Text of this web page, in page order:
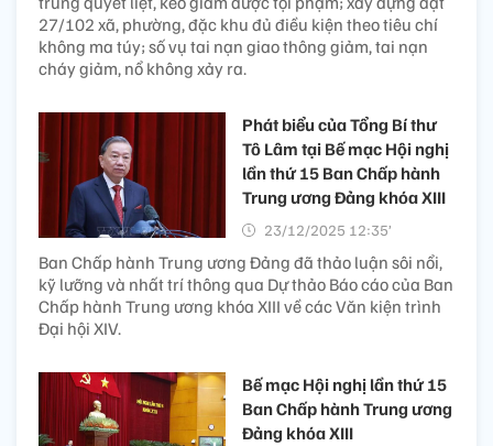
27/102 xã, phường, đặc khu đủ điều kiện theo tiêu chí
không ma túy; số vụ tai nạn giao thông giảm, tai nạn
cháy giảm, nổ không xảy ra.
Phát biểu của Tổng Bí thư
Tô Lâm tại Bế mạc Hội nghị
lần thứ 15 Ban Chấp hành
Trung ương Đảng khóa XIII
23/12/2025 12:35’
Ban Chấp hành Trung ương Đảng đã thảo luận sôi nổi,
kỹ lưỡng và nhất trí thông qua Dự thảo Báo cáo của Ban
Chấp hành Trung ương khóa XIII về các Văn kiện trình
Đại hội XIV.
Bế mạc Hội nghị lần thứ 15
Ban Chấp hành Trung ương
Đảng khóa XIII